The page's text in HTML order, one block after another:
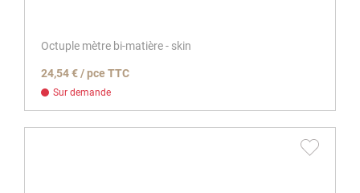
Octuple mètre bi-matière - skin
24,54 € / pce TTC
Sur demande